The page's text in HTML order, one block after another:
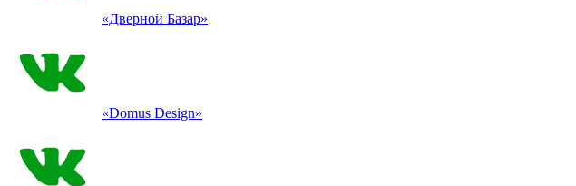
«Дверной Базар»
«Domus Design»